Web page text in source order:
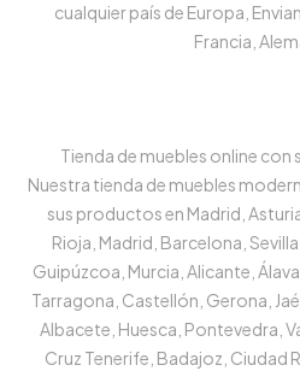
cualquier país de Europa,
Francia,
Tienda de muebles online con
Nuestra tienda de muebles
sus productos en Madrid,
Rioja, Madrid, Barcelona,
Guipúzcoa, Murcia, Alicante,
Tarragona, Castellón, Gerona,
Albacete, Huesca, Pontevedra,
Cruz Tenerife, Badajoz, Ciudad